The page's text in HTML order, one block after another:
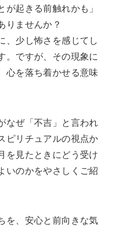
起きる前触れかも」
りませんか？
、少し怖さを感じてし
。ですが、その現象に
心を落ち着かせる意味
なぜ「不吉」と言われ
ピリチュアルの視点か
を見たときにどう受け
いのかをやさしくご紹
を、安心と前向きな気